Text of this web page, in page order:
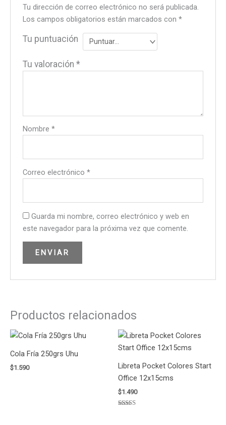
Tu dirección de correo electrónico no será publicada.
Los campos obligatorios están marcados con*
Tu puntuación
Tu valoración*
Nombre*
Correo electrónico*
Guarda mi nombre, correo electrónico y web en
este navegador para la próxima vez que comente.
Productos relacionados
Cola Fría 250grs Uhu
$1.590
Libreta Pocket Colores Start
Office 12x15cms
$1.490